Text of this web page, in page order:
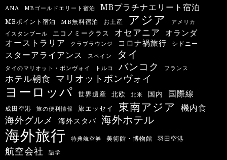
ANA MBゴールドエリート宿泊 MBプラチナエリート宿泊
MBポイント宿泊 MB無料宿泊 お土産 アジア アメリカ
イスタンブール エコノミークラス オセアニア オランダ
オーストラリア クラブラウンジ コロナ禍旅行 シドニー
スターアライアンス スペイン タイ
タイのマリオット・ボンヴォイ トルコ バンコク フランス
ホテル朝食 マリオットボンヴォイ
ヨーロッパ 世界遺産 北欧 北米 国内 国際線
成田空港 旅の便利情報 旅エッセイ 東南アジア 機内食
海外グルメ 海外スタバ 海外ホテル
海外旅行 特典航空券 美術館・博物館 羽田空港
航空会社 語学